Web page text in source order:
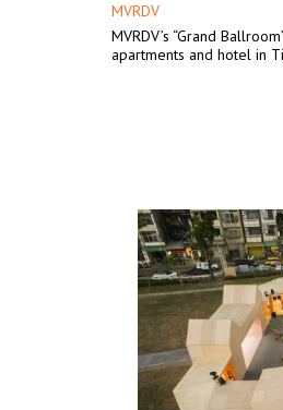
MVRDV
MVRDV’s “Grand
apartments and hotel in